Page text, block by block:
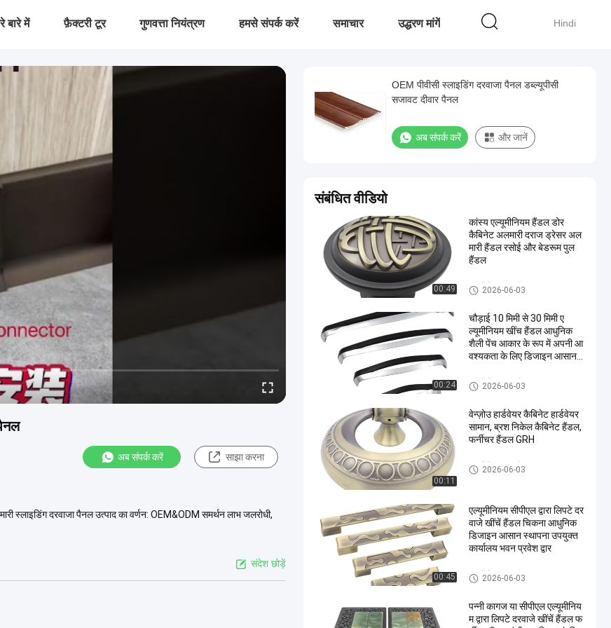
Hindi
बारे में फ़ैक्टरी टूर गुणवत्ता नियंत्रण हमसे संपर्क करें समाचार उद्धरण मांगें
अब संपर्क करें साझा करना
स्लाइडिंग दरवाजा पैनल उत्पाद का वर्णन: OEM&ODM समर्थन लाभ जलरोधी,
संदेश छोड़ें
OEM पीवीसी स्लाइडिंग दरवाजा पैनल डब्ल्यूपीसी
सजावट दीवार पैनल
अब संपर्क करें और जानें
संबंधित वीडियो
00:49
कांस्य एल्यूमीनियम हैंडल डोर
कैबिनेट अलमारी दराज ड्रेसर अल
मारी हैंडल रसोई और बेडरूम पुल
हैंडल
एल्यूमिनियम पुल हैंडल
2026-06-03
00:24
चौड़ाई 10 मिमी से 30 मिमी ए
ल्यूमीनियम खींच हैंडल आधुनिक
शैली पेंच आकार के रूप में अपनी आ
वश्यकता के लिए डिजाइन आसान
के लिए
एल्यूमिनियम पुल हैंडल
2026-06-03
00:11
वेन्ज़ोउ हार्डवेयर कैबिनेट हार्डवेयर
सामान, ब्रश निकेल कैबिनेट हैंडल,
फर्नीचर हैंडल GRH
एल्यूमिनियम पुल हैंडल
2026-06-03
00:45
एल्यूमीनियम सीपीएल द्वारा लिपटे दर
वाजे खींचें हैंडल चिकना आधुनिक
डिजाइन आसान स्थापना उपयुक्त
कार्यालय भवन प्रवेश द्वार
एल्यूमिनियम पुल हैंडल
2026-06-03
पन्नी कागज या सीपीएल एल्यूमीनिय
म द्वारा लिपटे दरवाजे खींचें हैंडल फ